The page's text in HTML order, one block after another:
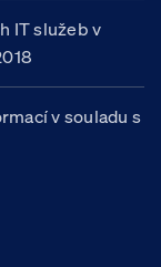
IT služeb v
v souladu s